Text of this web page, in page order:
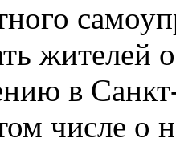
жителей
в
числе о